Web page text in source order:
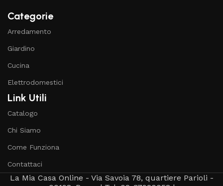
Categorie
Arredamento
Giardino
Cucina
Elettrodomestici
Link Utili
Catalogo
Chi Siamo
Come Funziona
Contattaci
La Mia Casa Online - Via Savoia 78, quartiere Parioli -